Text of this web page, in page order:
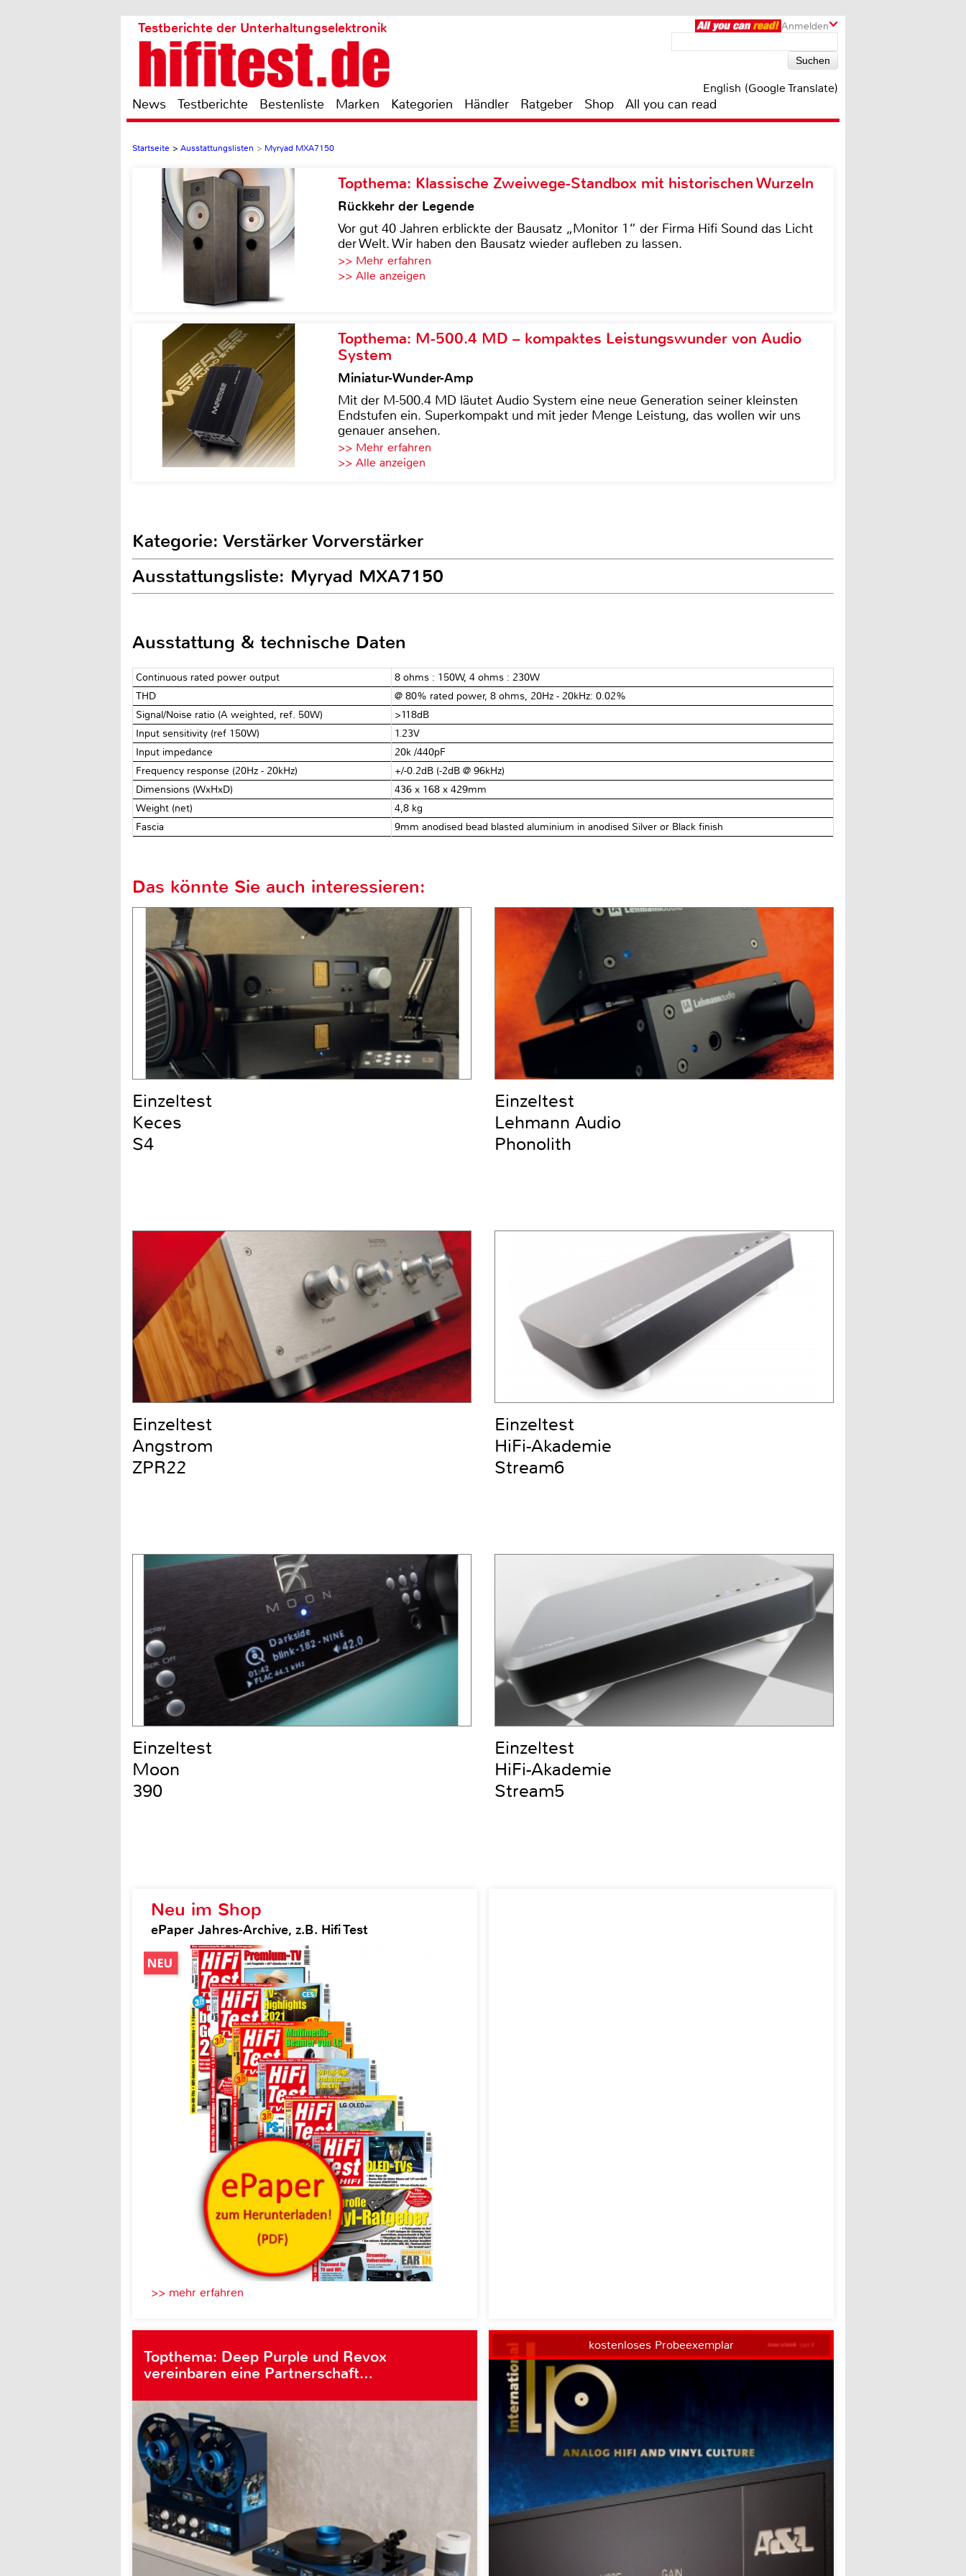
Anmelden
Testberichte der Unterhaltungselektronik
English (Google Translate)
News Testberichte Bestenliste Marken Kategorien Händler Ratgeber Shop All you can read
Startseite > Ausstattungslisten > Myryad MXA7150
Topthema: Klassische Zweiwege-Standbox mit historischen Wurzeln
Rückkehr der Legende
Vor gut 40 Jahren erblickte der Bausatz „Monitor 1“ der Firma Hifi Sound das Licht
der Welt. Wir haben den Bausatz wieder aufleben zu lassen.
>> Mehr erfahren
>> Alle anzeigen
Topthema: M-500.4 MD – kompaktes Leistungswunder von Audio
System
Miniatur-Wunder-Amp
Mit der M-500.4 MD läutet Audio System eine neue Generation seiner kleinsten
Endstufen ein. Superkompakt und mit jeder Menge Leistung, das wollen wir uns
genauer ansehen.
>> Mehr erfahren
>> Alle anzeigen
Kategorie: Verstärker Vorverstärker
Ausstattungsliste: Myryad MXA7150
Ausstattung & technische Daten
Continuous rated power output
8 ohms : 150W, 4 ohms : 230W
THD
@ 80% rated power, 8 ohms, 20Hz - 20kHz: 0.02%
Signal/Noise ratio (A weighted, ref. 50W)
>118dB
Input sensitivity (ref 150W)
1.23V
Input impedance
20k /440pF
Frequency response (20Hz - 20kHz)
+/-0.2dB (-2dB @ 96kHz)
Dimensions (WxHxD)
436 x 168 x 429mm
Weight (net)
4,8 kg
Fascia
9mm anodised bead blasted aluminium in anodised Silver or Black finish
Neu im Shop
ePaper Jahres-Archive, z.B. Hifi Test
>> mehr erfahren
Topthema: Deep Purple und Revox
vereinbaren eine Partnerschaft…
kostenloses Probeexemplar
Das könnte Sie auch interessieren:
Einzeltest
Keces
S4
Einzeltest
Lehmann Audio
Phonolith
Einzeltest
Angstrom
ZPR22
Einzeltest
HiFi-Akademie
Stream6
Einzeltest
Moon
390
Einzeltest
HiFi-Akademie
Stream5